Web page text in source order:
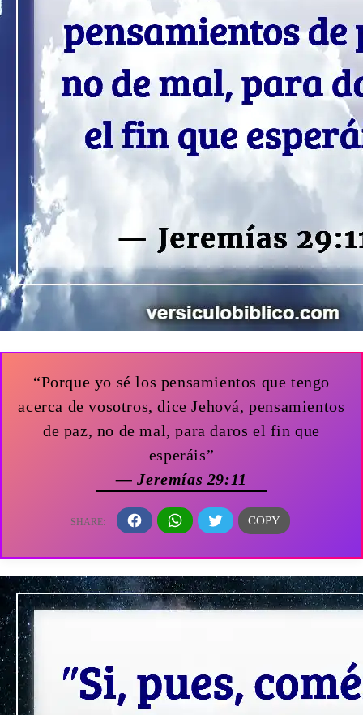
“Porque yo sé los pensamientos que tengo
acerca de vosotros, dice Jehová, pensamientos
de paz, no de mal, para daros el fin que
esperáis”
— Jeremías 29:11